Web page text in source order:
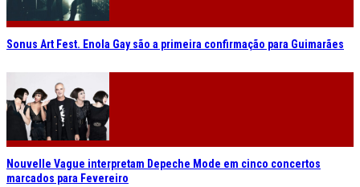
Sonus Art Fest. Enola Gay são a primeira confirmação para Guimarães
Nouvelle Vague interpretam Depeche Mode em cinco concertos
marcados para Fevereiro